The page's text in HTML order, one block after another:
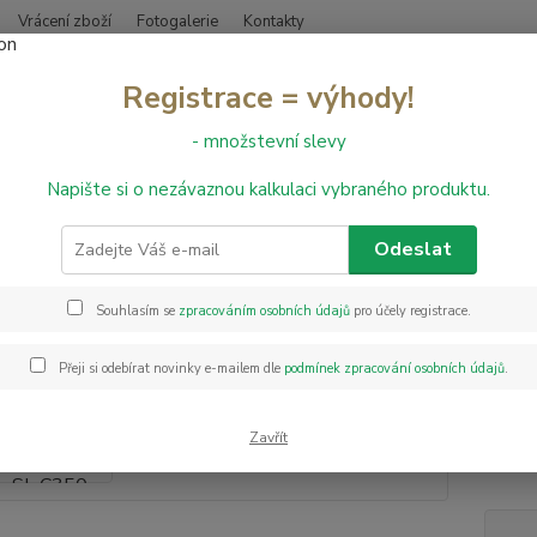
Vrácení zboží Fotogalerie Kontakty
Hledat
Samonivelační potěry Samonivelační hmota Bostik SL C350 Universal 25
hmota Bostik SL
+15
Registrace = výhody!
- množstevní slevy
Napište si o nezávaznou kalkulaci vybraného produktu.
Odeslat
Souhlasím se zpracováním osobních údajůpro účely registrace.
Přeji si odebírat novinky e-mailem dle podmínek zpracování osobních údajů.
Zavřít